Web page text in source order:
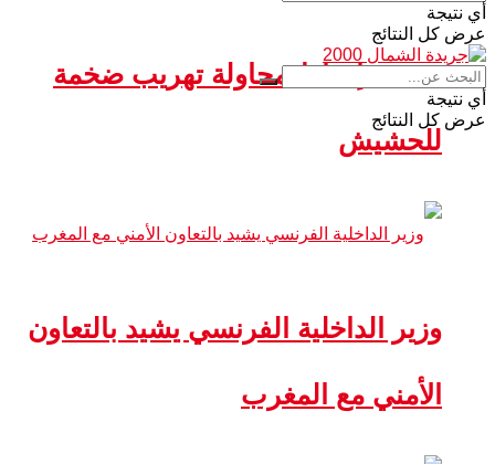
سبتة.. إحباط محاولة تهريب ضخمة
للحشيش
وزير الداخلية الفرنسي يشيد بالتعاون
الأمني مع المغرب
أي نتيجة
عرض كل النتائج
أي نتيجة
عرض كل النتائج